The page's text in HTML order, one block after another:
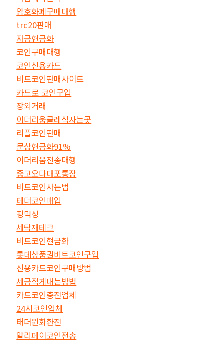
암호화폐구매대행
trc20판매
자금현금화
코인구매대행
코인신용카드
비트코인판매사이트
카드로 코인구입
장외거래
이더리움클레식사는곳
리플코인판매
문상현금화91%
이더리움전송대행
중고오다대포통장
비트코인사는법
테더코인매입
핑믹싱
세탁재테크
비트코인현금화
롯데상품권비트코인구입
신용카드코인구매방법
세금적게내는방법
카드코인충전업체
24시코인업체
태더원화환전
알리페이코인전송